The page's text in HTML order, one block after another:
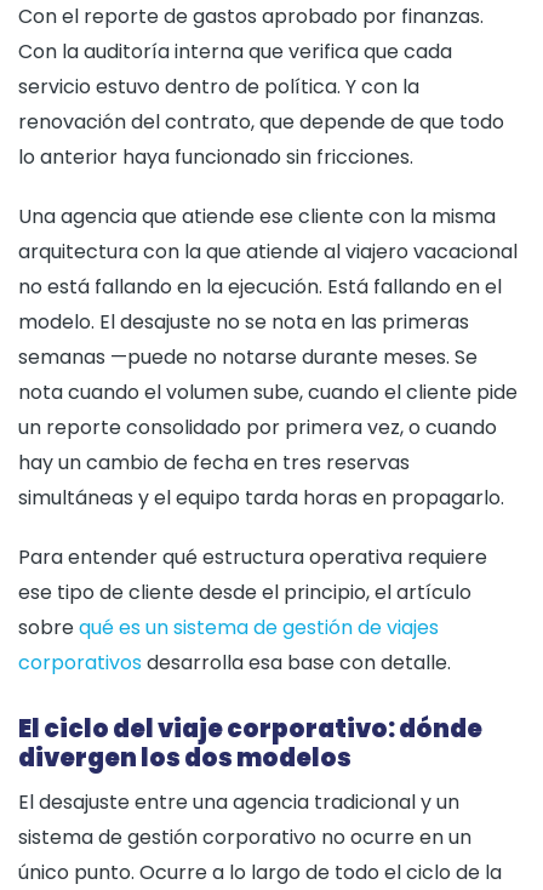
Con el reporte de gastos aprobado por finanzas.
Con la auditoría interna que verifica que cada
servicio estuvo dentro de política. Y con la
renovación del contrato, que depende de que todo
lo anterior haya funcionado sin fricciones.
Una agencia que atiende ese cliente con la misma
arquitectura con la que atiende al viajero vacacional
no está fallando en la ejecución. Está fallando en el
modelo. El desajuste no se nota en las primeras
semanas —puede no notarse durante meses. Se
nota cuando el volumen sube, cuando el cliente pide
un reporte consolidado por primera vez, o cuando
hay un cambio de fecha en tres reservas
simultáneas y el equipo tarda horas en propagarlo.
Para entender qué estructura operativa requiere
ese tipo de cliente desde el principio, el artículo
sobrequé es un sistema de gestión de viajes
corporativosdesarrolla esa base con detalle.
El ciclo del viaje corporativo: dónde
divergen los dos modelos
El desajuste entre una agencia tradicional y un
sistema de gestión corporativo no ocurre en un
único punto. Ocurre a lo largo de todo el ciclo de la